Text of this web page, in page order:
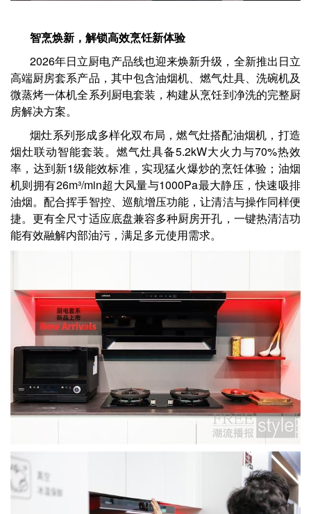
智烹焕新，解锁高效烹饪新体验
2026年日立厨电产品线也迎来焕新升级，全新推出日立
高端厨房套系产品，其中包含油烟机、燃气灶具、洗碗机及
微蒸烤一体机全系列厨电套装，构建从烹饪到净洗的完整厨
房解决方案。
烟灶系列形成多样化双布局，燃气灶搭配油烟机，打造
烟灶联动智能套装。燃气灶具备5.2kW大火力与70%热效
率，达到新1级能效标准，实现猛火爆炒的烹饪体验；油烟
机则拥有26m³/min超大风量与1000Pa最大静压，快速吸排
油烟。配合挥手智控、巡航增压功能，让清洁与操作同样便
捷。更有全尺寸适应底盘兼容多种厨房开孔，一键热清洁功
能有效融解内部油污，满足多元使用需求。